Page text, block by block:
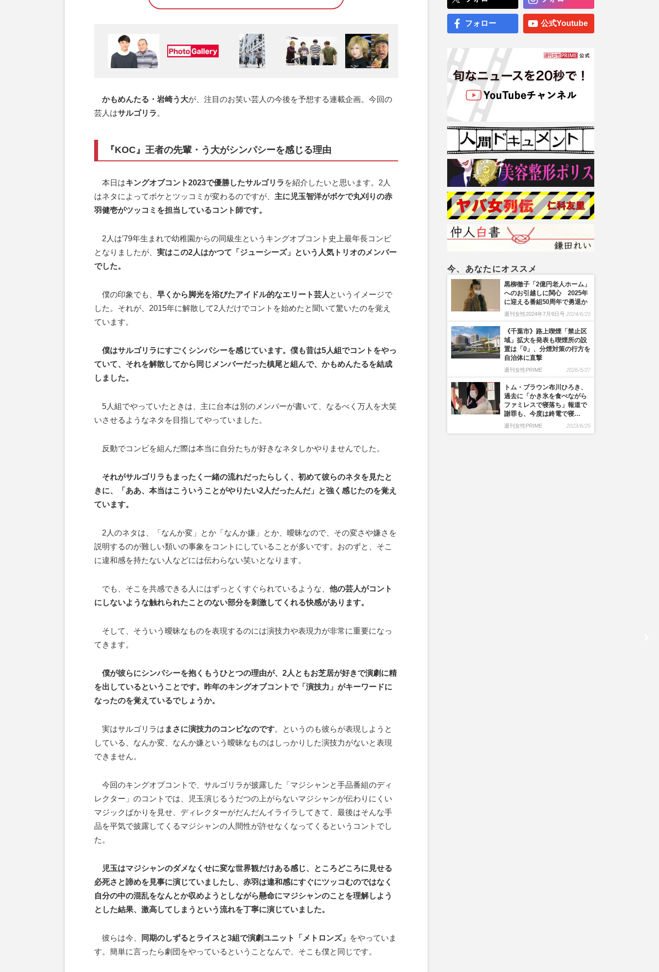
かもめんたる・岩崎う大が、注目のお笑い芸人の今後を予想する連載企画。今回の
芸人はサルゴリラ 。
『KOC』王者の先輩・う大がシンパシーを感じる理由
本日はキングオブコント2023で優勝したサルゴリラ を紹介したいと思います。2人
はネタによってボケとツッコミが変わるのですが、 主に児玉智洋がボケで丸刈りの赤
羽健壱がツッコミを担当しているコント師です。
2人は'79年生まれで幼稚園からの同級生というキングオブコント史上最年長コンビ
となりましたが、 実はこの2人はかつて「ジューシーズ」という人気トリオのメンバー
でした。
僕の印象でも、 早くから脚光を浴びたアイドル的なエリート芸人 というイメージで
した。それが、2015年に解散して2人だけでコントを始めたと聞いて驚いたのを覚え
ています。
僕はサルゴリラにすごくシンパシーを感じています。僕も昔は5人組でコントをやっ
ていて、それを解散してから同じメンバーだった槙尾と組んで、かもめんたるを結成
しました。
5人組でやっていたときは、主に台本は別のメンバーが書いて、なるべく万人を大笑
いさせるようなネタを目指してやっていました。
反動でコンビを組んだ際は本当に自分たちが好きなネタしかやりませんでした。
それがサルゴリラもまったく一緒の流れだったらしく、初めて彼らのネタを見たと
きに、「ああ、本当はこういうことがやりたい2人だったんだ」と強く感じたのを覚え
ています。
2人のネタは、「なんか変」とか「なんか嫌」とか、曖昧なので、その変さや嫌さを
説明するのが難しい類いの事象をコントにしていることが多いです。おのずと、そこ
に違和感を持たない人などには伝わらない笑いとなります。
でも、そこを共感できる人にはずっとくすぐられているような、 他の芸人がコント
にしないような触れられたことのない部分を刺激してくれる快感があります。
そして、そういう曖昧なものを表現するのには演技力や表現力が非常に重要になっ
てきます。
僕が彼らにシンパシーを抱くもうひとつの理由が、2人ともお芝居が好きで演劇に精
を出しているということです。昨年のキングオブコントで「演技力」がキーワードに
なったのを覚えているでしょうか。
実はサルゴリラは まさに演技力のコンビなのです。というのも彼らが表現しようと
している、なんか変、なんか嫌という曖昧なものはしっかりした演技力がないと表現
できません。
今回のキングオブコントで、サルゴリラが披露した「マジシャンと手品番組のディ
レクター」のコントでは、児玉演じるうだつの上がらないマジシャンが伝わりにくい
マジックばかりを見せ、ディレクターがだんだんイライラしてきて、最後はそんな手
品を平気で披露してくるマジシャンの人間性が許せなくなってくるというコントでし
た。
児玉はマジシャンのダメなくせに変な世界観だけある感じ、ところどころに見せる
必死さと諦めを見事に演じていましたし、赤羽は違和感にすぐにツッコむのではなく
自分の中の混乱をなんとか収めようとしながら懸命にマジシャンのことを理解しよう
とした結果、激高してしまうという流れを丁寧に演じていました。
彼らは今、 同期のしずるとライスと3組で演劇ユニット「メトロンズ」
をやっていま
す。簡単に言ったら劇団をやっているということなんで、そこも僕と同じです。
フォロー 公式Youtube
今、あなたにオススメ
黒柳徹子「2億円老人ホーム」
へのお引越しに関心 2025年
に迎える番組50周年で勇退か
週刊女性2024年7月9日号 2024/6/25
《千葉市》路上喫煙「禁止区
域」拡大を発表も喫煙所の設
置は「0」、分煙対策の行方を
自治体に直撃
週刊女性PRIME 2026/5/27
トム・ブラウン布川ひろき、
過去に「かき氷を食べながら
ファミレスで寝落ち」報道で
謝罪も、今度は終電で寝…
週刊女性PRIME 2023/6/29